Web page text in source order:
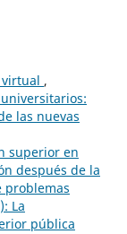
virtual ,
las nuevas
superior en
después de la
problemas
La
pública